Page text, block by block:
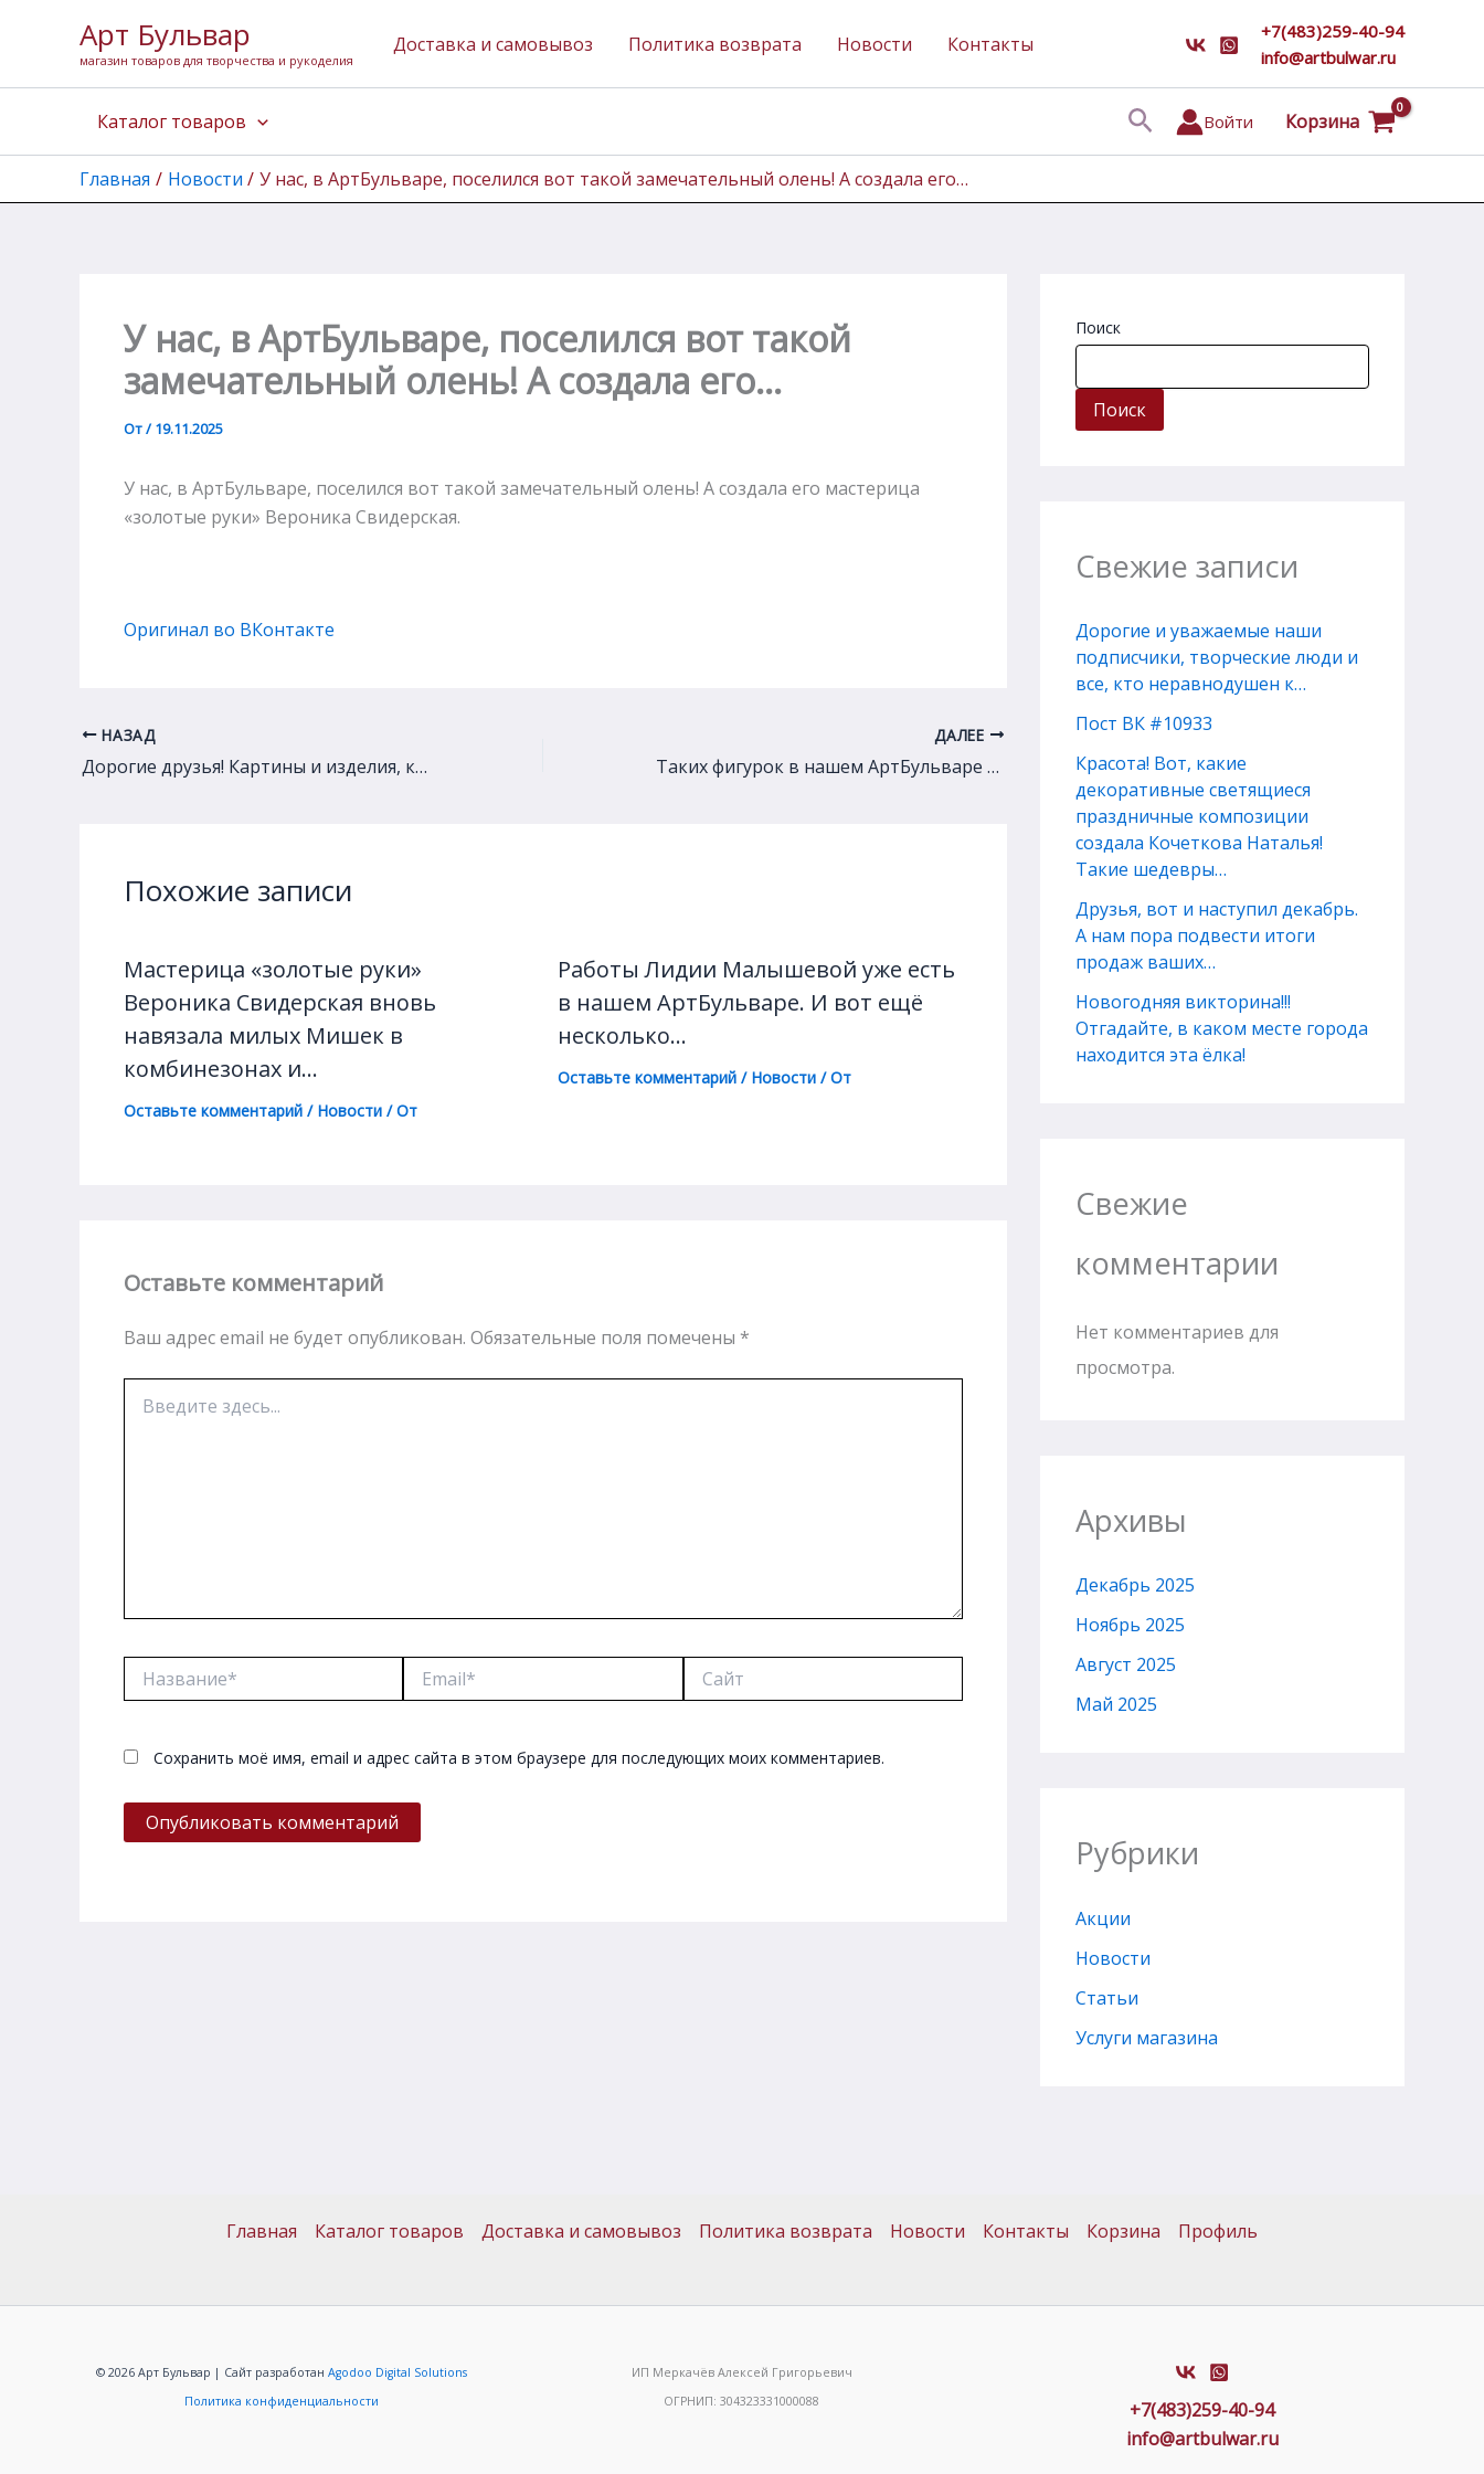
содержимому
Арт Бульвар
магазин товаров для творчества и рукоделия
Доставка и самовывоз Политика возврата Новости Контакты
+7(483)259-40-94
info@artbulwar.ru
Каталог товаров ПоискВойти Корзина
Главная Новости У нас, в АртБульваре, поселился вот такой замечательный олень! А создала его…
У нас, в АртБульваре, поселился вот такой
замечательный олень! А создала его…
От/19.11.2025
У нас, в АртБульваре, поселился вот такой замечательный олень! А создала его мастерица
«золотые руки» Вероника Свидерская.
Оригинал во ВКонтакте
НАЗАД
Дорогие друзья! Картины и изделия, которые Вы приносите нам на реализацию, теперь…
ДАЛЕЕ
Таких фигурок в нашем АртБульваре ещё не было. Иванов Алексей принёс нам…
Похожие записи
Мастерица «золотые руки»
Вероника Свидерская вновь
навязала милых Мишек в
комбинезонах и…
Оставьте комментарий / Новости / От
Работы Лидии Малышевой уже есть
в нашем АртБульваре. И вот ещё
несколько…
Оставьте комментарий / Новости/ От
Оставьте комментарий
Ваш адрес email не будет опубликован. Обязательные поля помечены *
здесь...
Сохранить моё имя, email и адрес сайта в этом браузере для последующих моих комментариев.
Поиск
Поиск
Свежие записи
Дорогие и уважаемые наши
подписчики, творческие люди и
все, кто неравнодушен к…
Пост ВК #10933
Красота! Вот, какие
декоративные светящиеся
праздничные композиции
создала Кочеткова Наталья!
Такие шедевры…
Друзья, вот и наступил декабрь.
А нам пора подвести итоги
продаж ваших…
Новогодняя викторина!!!
Отгадайте, в каком месте города
находится эта ёлка!
Свежие
комментарии
Нет комментариев для
просмотра.
Архивы
Декабрь 2025
Ноябрь 2025
Август 2025
Май 2025
Рубрики
Акции
Новости
Статьи
Услуги магазина
Главная Каталог товаров Доставка и самовывоз Политика возврата Новости Контакты Корзина Профиль
© 2026 Арт Бульвар | Сайт разработанAgodoo Digital Solutions
Политика конфиденциальности
ИП Меркачёв Алексей Григорьевич
ОГРНИП: 304323331000088
+7(483)259-40-94
info@artbulwar.ru